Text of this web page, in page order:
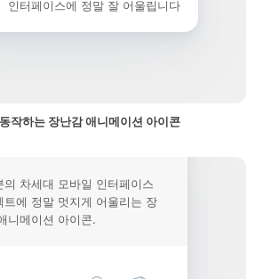
인터페이스에 정말 잘 어울립니다
작하는 장난감 애니메이션 아이콘
의 차세대 모바일 인터페이스
트에 정말 멋지게 어울리는 장
니메이션 아이콘.